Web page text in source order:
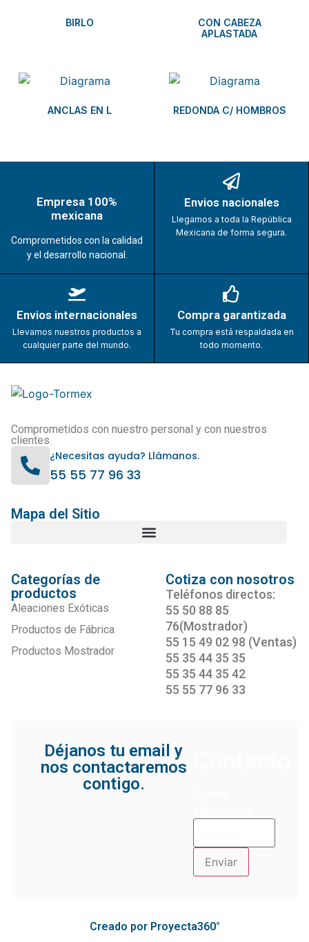
BIRLO
CON CABEZA
APLASTADA
ANCLAS EN L REDONDA C/ HOMBROS
Empresa 100%
mexicana
Comprometidos con la calidad
y el desarrollo nacional.
Envios nacionales
Llegamos a toda la República
Mexicana de forma segura.
Envios internacionales
Llevamos nuestros productos a
cualquier parte del mundo.
Compra garantizada
Tu compra está respaldada en
todo momento.
Comprometidos con nuestro personal y con nuestros
clientes.
¿Necesitas ayuda? Llámanos.
55 55 77 96 33
Mapa del Sitio
Categorías de
productos
Aleaciones Exóticas
Productos de Fábrica
Productos Mostrador
Cotiza con nosotros
Teléfonos directos:
55 50 88 85
76(Mostrador)
55 15 49 02 98 (Ventas)
55 35 44 35 35
55 35 44 35 42
55 55 77 96 33
Déjanos tu email y
nos contactaremos
contigo.
Creado por Proyecta360°